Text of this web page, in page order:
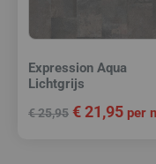
Expression Aqua
Lichtgrijs
€25,95 €21,95 per